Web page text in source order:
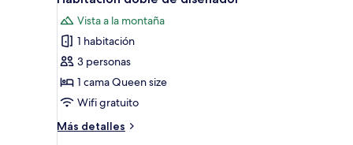
todas
las
fotos
de
Habitación
doble
diseñador
Vista a la montaña
1 habitación
3 personas
1 cama Queen size
Wifi gratuito
Más detalles
Más